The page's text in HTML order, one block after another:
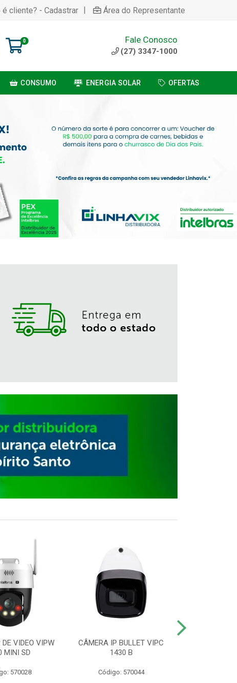
é cliente? - Cadastrar | Área do Representante
0 Fale Conosco
(27) 3347-1000
CONSUMO ENERGIA SOLAR OFERTAS
VIDEO VIPW
MINI SD
570028
CÂMERA IP BULLET VIPC
1430 B
Código: 570044